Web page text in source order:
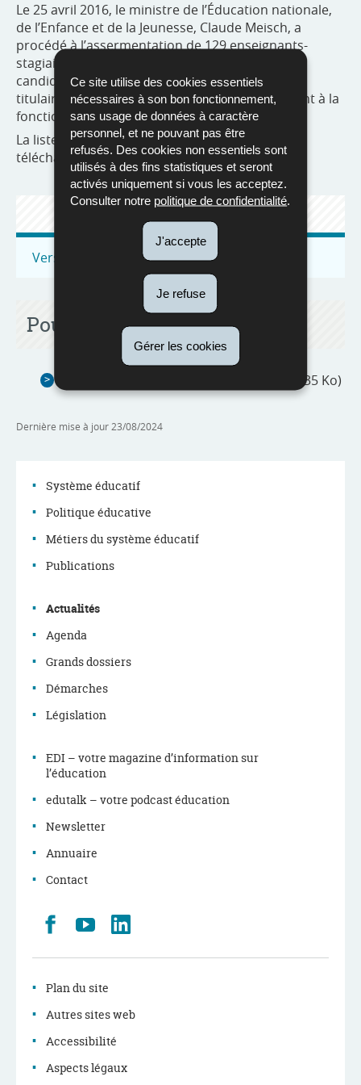
Ce site utilise des cookies essentiels
nécessaires à son bon fonctionnement,
sans usage de données à caractère
personnel, et ne pouvant pas être
refusés. Des cookies non essentiels sont
utilisés à des fins statistiques et seront
activés uniquement si vous les acceptez.
Consulter notre politique de confidentialité
J'accepte
Je refuse
Gérer les cookies
Le 25 avril 2016, le ministre de l’Éducation nationale,
de l’Enfance et de la Jeunesse, Claude Meisch, a
procédé à l’assermentation de 129 enseignants-
stagiaires qui ont été nommés à la fonction de
candidat-enseignant. Un enseignant-stagiaire,
titulaire d’un doctorat, a été nommé directement à la
fonction d’enseignant.
La liste des enseignants assermentés est
téléchargeable ci-après.
ACTUALITÉS
Vers toutes les actualités
Pour en savoir plus
(Pdf - 235 Ko)
Dernière mise à jour23/08/2024
Menu
de
navigation
Système éducatif
Politique éducative
Métiers du système éducatif
Publications
Actualités
Agenda
Grands dossiers
Démarches
Législation
EDI – votre magazine d’information sur
l’éducation
edutalk – votre podcast éducation
Newsletter
Annuaire
Contact
Retrouvez
nous
Facebook
Youtube
Plan du site
Autres sites web
Accessibilité
Aspects légaux